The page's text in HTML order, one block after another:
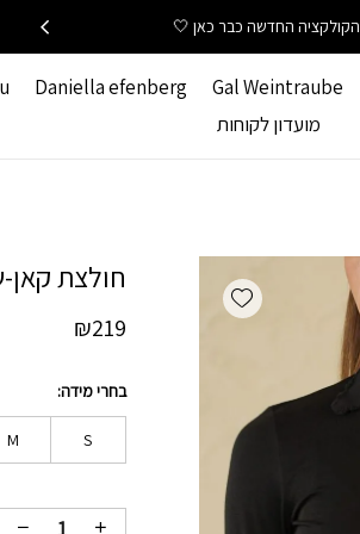
הקולקציה החדשה כבר כאן 🤍
Gal Weintraube
Daniella efenberg
מועדון לקוחות
חולצת
₪219
בחרי מידה
S
M
Add wishlist